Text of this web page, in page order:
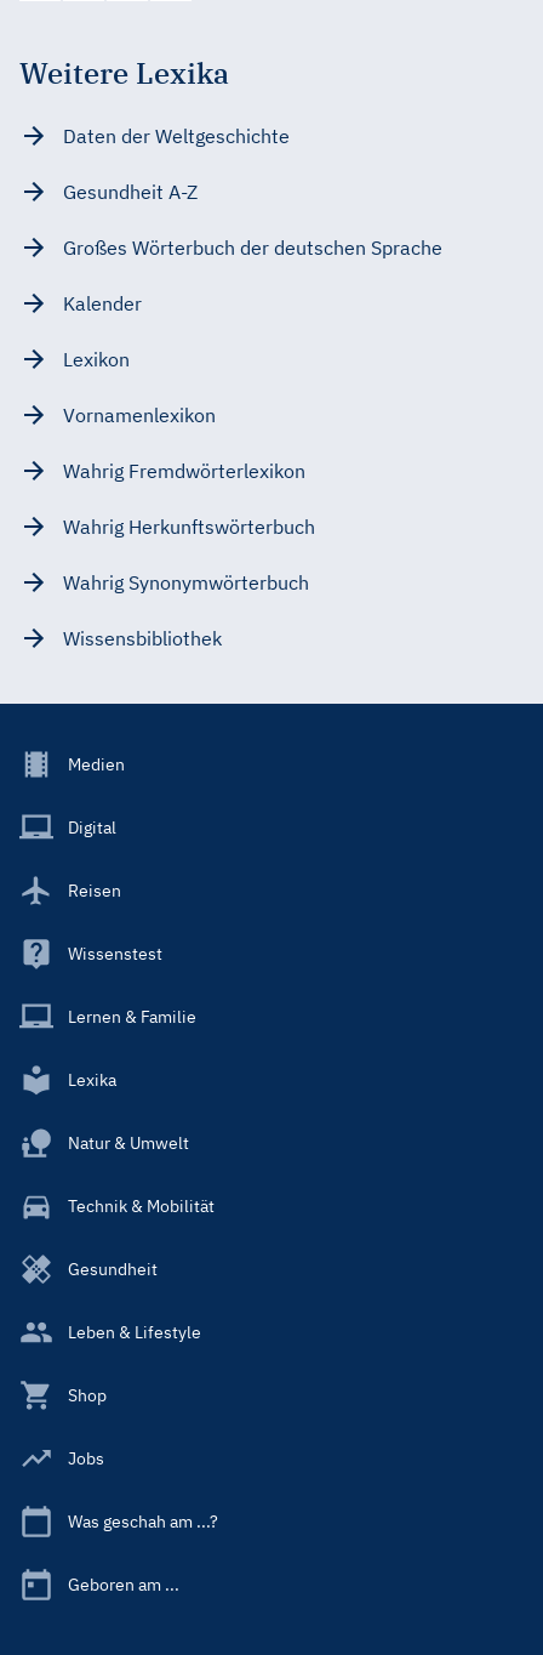
Weitere Lexika
Daten der Weltgeschichte
Gesundheit A-Z
Großes Wörterbuch der deutschen Sprache
Kalender
Lexikon
Vornamenlexikon
Wahrig Fremdwörterlexikon
Wahrig Herkunftswörterbuch
Wahrig Synonymwörterbuch
Wissensbibliothek
Footer
Main
Medien
Digital
Reisen
Wissenstest
Lernen & Familie
Lexika
Natur & Umwelt
Technik & Mobilität
Gesundheit
Leben & Lifestyle
Shop
Jobs
Was geschah am ...?
Geboren am ...